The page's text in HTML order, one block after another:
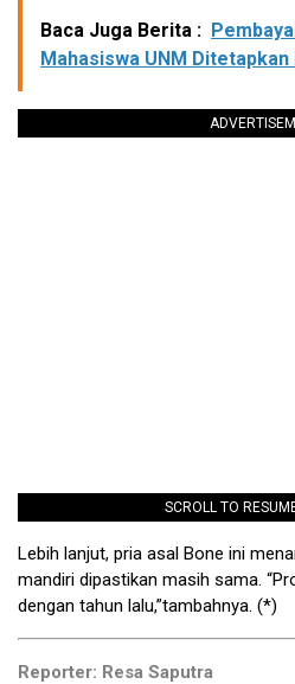
Baca Juga Berita :
Mahasiswa UNM
SCROLL TO
Lebih lanjut, pria asal Bone ini
mandiri dipastikan masih sama.
dengan tahun lalu,”tambahnya. (*)
Reporter: Resa Saputra